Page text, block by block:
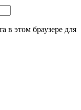
в этом браузере для